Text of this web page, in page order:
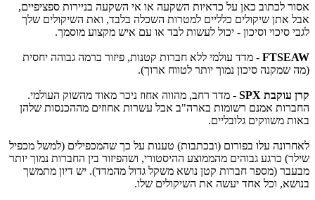
אסור לכתוב כאן על כדאיות השקעה או אי השקעה בניירות ספציפיים,
אבל אתן שיקולים כלליים למטרות השכלה בלבד, ואת השיקולים שלך
לגבי סיכוי וסיכון - יכול לעשות לבד או עם איש מקצוע מוסמך.
FTSEAW - מדד עולמי ללא חברות קטנות, פיזור ברמה גבוהה יחסית
(מה שמקנה סיכון נמוך יותר לטווח ארוך).
קרן עוקבת SPX
- מדד רחב, מהווה אחוז ניכר מאוד מהשוק העולמי.
החברות אמנם רשומות בארה"ב אבל עשרות אחוזים מההכנסות שלהן
באות משווקים גלובליים.
לאחרונה עלו בפורום (ובכתבות) טענות על כך שהמכפילים (למשל מכפיל
שילר) כרגע גבוהים מהממוצע ההיסטורי, ושהפיזור בין החברות נמוך יותר
מבעבר (מספר חברות קטן נושא משקל גדול מהמדד). יש דיון מתמשך
בנושא, וכל אחד יעשה את השיקולים שלו.